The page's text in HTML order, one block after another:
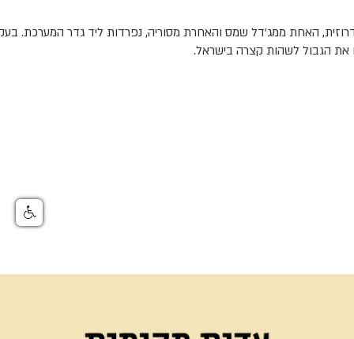
האחת ממג'דל שמס והאחרת מסוריה, נפרדות ליד גדר המערכת.
את הגבול לשהות קצרה בישראל.